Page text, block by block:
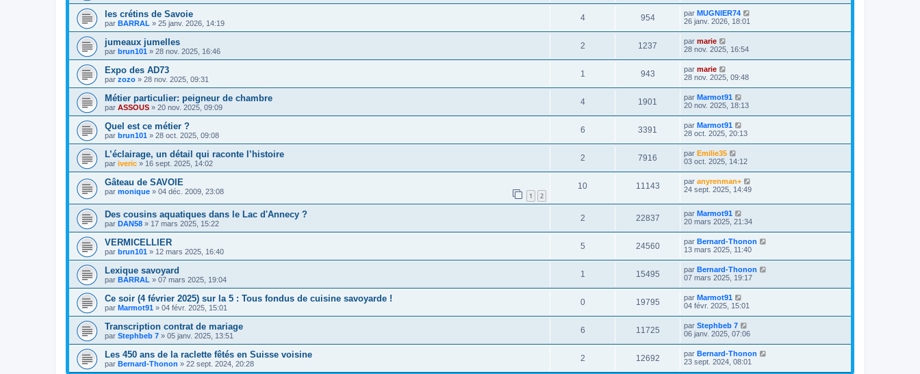
les crétins de Savoie
par BARRAL » 25 janv. 2026, 14:19
4 954 par MUGNIER74
26 janv. 2026, 18:01
jumeaux jumelles
par brun101 » 28 nov. 2025, 16:46
2 1237 par marie
28 nov. 2025, 16:54
Expo des AD73
par zozo » 28 nov. 2025, 09:31
1 943 par marie
28 nov. 2025, 09:48
Métier particulier: peigneur de chambre
par ASSOUS » 20 nov. 2025, 09:09
4 1901 par Marmot91
20 nov. 2025, 18:13
Quel est ce métier ?
par brun101 » 28 oct. 2025, 09:08
6 3391 par Marmot91
28 oct. 2025, 20:13
L’éclairage, un détail qui raconte l’histoire
par iveric » 16 sept. 2025, 14:02
2 7916 par Emilie35
03 oct. 2025, 14:12
Gâteau de SAVOIE
par monique » 04 déc. 2009, 23:08 1 2
10 11143 par anyrenman+
24 sept. 2025, 14:49
Des cousins aquatiques dans le Lac d'Annecy ?
par DAN58 » 17 mars 2025, 15:22
2 22837 par Marmot91
20 mars 2025, 21:34
VERMICELLIER
par brun101 » 12 mars 2025, 16:40
5 24560 par Bernard-Thonon
13 mars 2025, 11:40
Lexique savoyard
par BARRAL » 07 mars 2025, 19:04
1 15495 par Bernard-Thonon
07 mars 2025, 19:17
Ce soir (4 février 2025) sur la 5 : Tous fondus de cuisine savoyarde !
par Marmot91 » 04 févr. 2025, 15:01
0 19795 par Marmot91
04 févr. 2025, 15:01
Transcription contrat de mariage
par Stephbeb 7 » 05 janv. 2025, 13:51
6 11725 par Stephbeb 7
06 janv. 2025, 07:06
Les 450 ans de la raclette fêtés en Suisse voisine
par Bernard-Thonon » 22 sept. 2024, 20:28
2 12692 par Bernard-Thonon
23 sept. 2024, 08:01